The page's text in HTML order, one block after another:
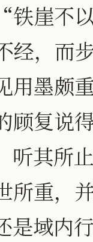
崖不
，而
墨颇
顾复说
听其所
所重，
是域内